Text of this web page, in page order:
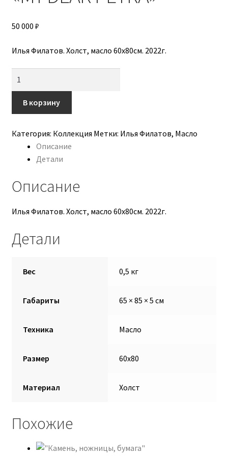
Алена Бога
Анастасия Трапезникова
Бородавченко Катерина
Бражникова-Агаджикова Алена
Вера Вайпер
Воронцова Надежда
Выставка
Доставка
Екатерина Талдаева
Ефанова Анна
Запылихин Дмитрий
Марина Алтухова
50 000 ₽
Илья Филатов. Холст, масло 60х80см. 2022г.
"MY
DEAR
В корзину
Категория: Коллекция Метки: Илья Филатов, Масло
Описание
Детали
Описание
Илья Филатов. Холст, масло 60х80см. 2022г.
Детали
Вес 0,5 кг
Габариты 65 × 85 × 5 см
Техника Масло
Размер 60х80
Материал Холст
Похожие